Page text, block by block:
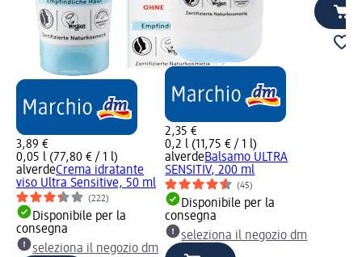
3,89 €
0,05 l (77,80 € / 1 l)
alverdeCrema idratante
viso Ultra Sensitive, 50 ml
(222)
Disponibile per la
consegna
seleziona il negozio dm
2,35 €
0,2 l (11,75 € / 1 l)
alverdeBalsamo ULTRA
SENSITIV, 200 ml
(45)
Disponibile per la
consegna
seleziona il negozio dm